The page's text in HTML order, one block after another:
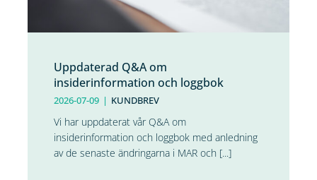
Uppdaterad Q&A om
insiderinformation och loggbok
2026-07-09 | KUNDBREV
Vi har uppdaterat vår Q&A om
insiderinformation och loggbok med anledning
av de senaste ändringarna i MAR och [...]